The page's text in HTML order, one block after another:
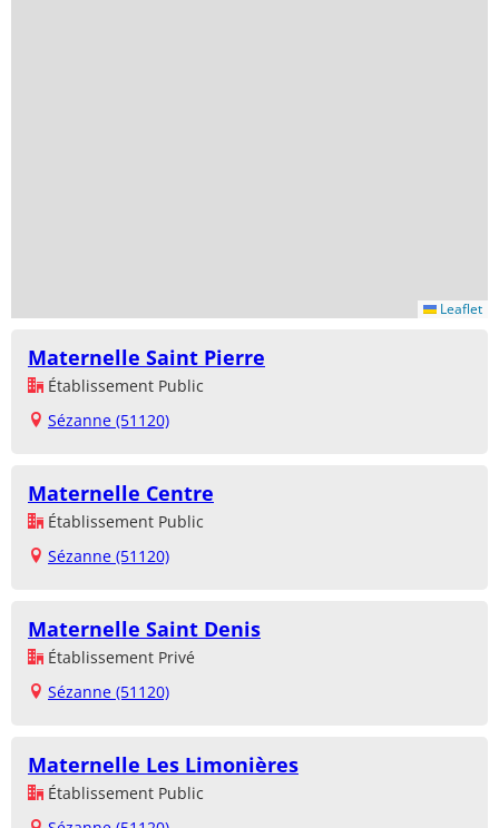
Leaflet
Maternelle Saint Pierre
Établissement Public
Sézanne (51120)
Maternelle Centre
Établissement Public
Sézanne (51120)
Maternelle Saint Denis
Établissement Privé
Sézanne (51120)
Maternelle Les Limonières
Établissement Public